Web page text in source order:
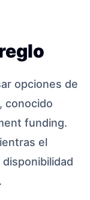
opciones de
conocido
funding.
el